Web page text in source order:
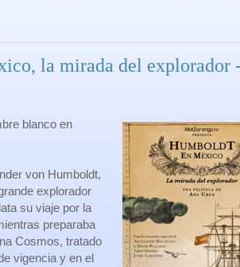
la mirada del explorador
blanco en
von Humboldt,
explorador
su viaje por la
preparaba
Cosmos, tratado
vigencia y en el